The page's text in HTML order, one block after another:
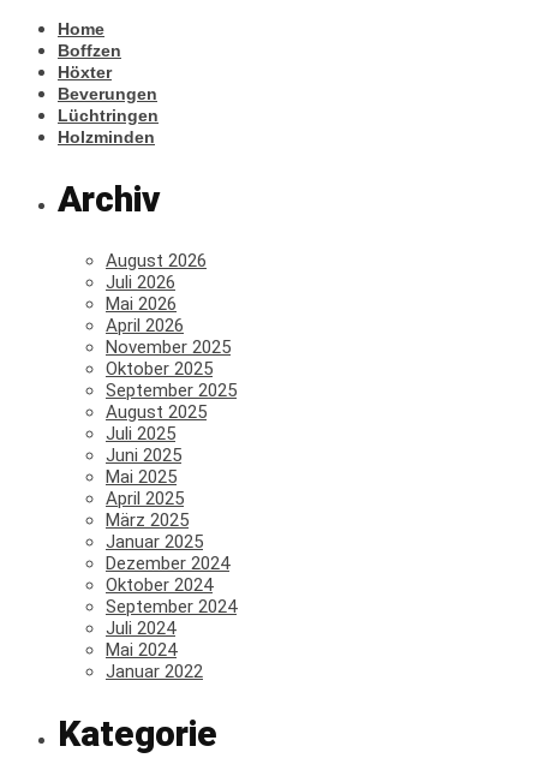
Home
Boffzen
Höxter
Beverungen
Lüchtringen
Holzminden
Archiv
August 2026
Juli 2026
Mai 2026
April 2026
November 2025
Oktober 2025
September 2025
August 2025
Juli 2025
Juni 2025
Mai 2025
April 2025
März 2025
Januar 2025
Dezember 2024
Oktober 2024
September 2024
Juli 2024
Mai 2024
Januar 2022
Kategorie